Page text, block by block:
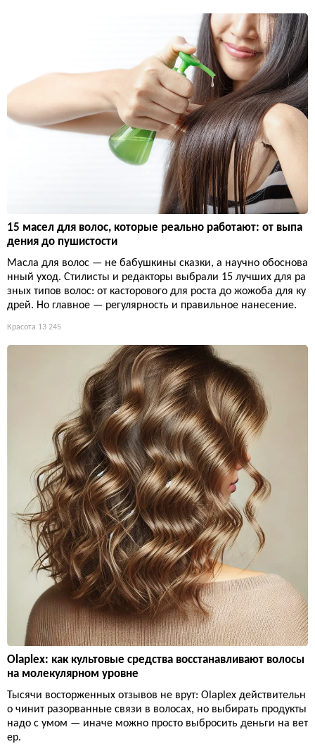
15 масел для волос, которые реально работают: от выпа
дения до пушистости
Масла для волос — не бабушкины сказки, а научно обоснова
нный уход. Стилисты и редакторы выбрали 15 лучших для ра
зных типов волос: от касторового для роста до жожоба для ку
дрей. Но главное — регулярность и правильное нанесение.
Красота 13 245
Olaplex: как культовые средства восстанавливают волосы
на молекулярном уровне
Тысячи восторженных отзывов не врут: Olaplex действительн
о чинит разорванные связи в волосах, но выбирать продукты
надо с умом — иначе можно просто выбросить деньги на вет
ер.